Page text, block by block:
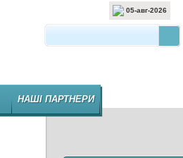
05-авг-2026
НАШІ ПАРТНЕРИ